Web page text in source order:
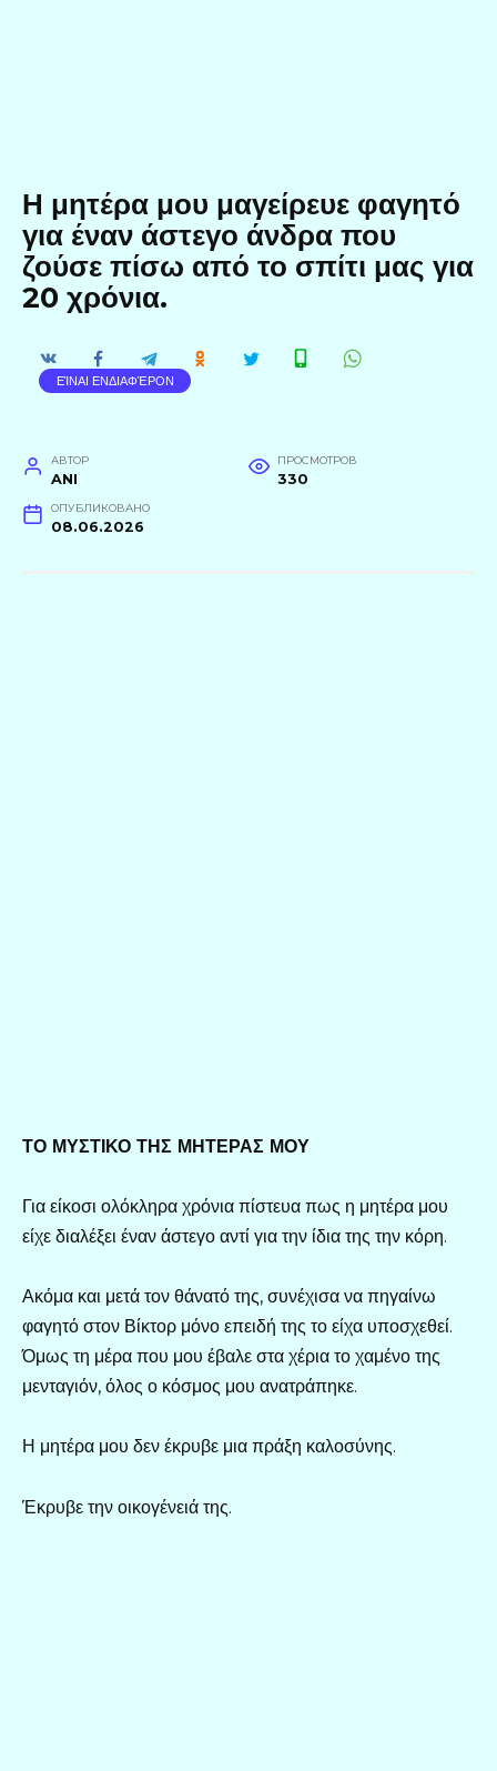
Η μητέρα μου μαγείρευε φαγητό
για έναν άστεγο άνδρα που
ζούσε πίσω από το σπίτι μας για
20 χρόνια.
ΕΊΝΑΙ ΕΝΔΙΑΦΈΡΟΝ
АВТОР
ANI
ПРОСМОТРОВ
330
ОПУБЛИКОВАНО
08.06.2026
ΤΟ ΜΥΣΤΙΚΟ ΤΗΣ ΜΗΤΕΡΑΣ ΜΟΥ
Για είκοσι ολόκληρα χρόνια πίστευα πως η μητέρα μου
είχε διαλέξει έναν άστεγο αντί για την ίδια της την κόρη.
Ακόμα και μετά τον θάνατό της, συνέχισα να πηγαίνω
φαγητό στον Βίκτορ μόνο επειδή της το είχα υποσχεθεί.
Όμως τη μέρα που μου έβαλε στα χέρια το χαμένο της
μενταγιόν, όλος ο κόσμος μου ανατράπηκε.
Η μητέρα μου δεν έκρυβε μια πράξη καλοσύνης.
Έκρυβε την οικογένειά της.